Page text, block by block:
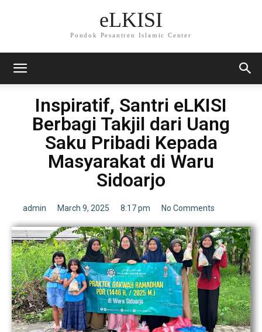
eLKISI
Pondok Pesantren Islamic Center
Inspiratif, Santri eLKISI
Berbagi Takjil dari Uang
Saku Pribadi Kepada
Masyarakat di Waru
Sidoarjo
admin March 9, 2025 8:17 pm No Comments